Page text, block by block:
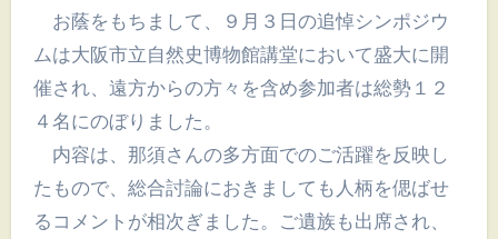
お蔭をもちまして、９月３日の追悼シンポジウ
ムは大阪市立自然史博物館講堂において盛大に開
催され、遠方からの方々を含め参加者は総勢１２
４名にのぼりました。
内容は、那須さんの多方面でのご活躍を反映し
たもので、総合討論におきましても人柄を偲ばせ
るコメントが相次ぎました。ご遺族も出席され、